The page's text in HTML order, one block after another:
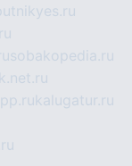
sobakopedia.ru
kalugatur.ru